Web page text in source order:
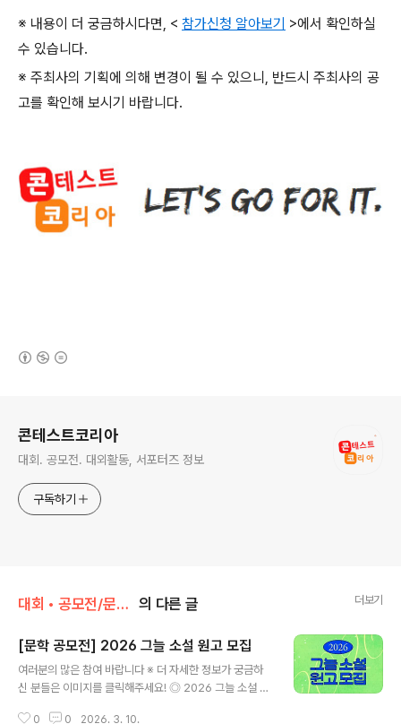
※ 내용이 더 궁금하시다면, < 참가신청 알아보기 >에서 확인하실
수 있습니다.
※ 주최사의 기획에 의해 변경이 될 수 있으니 , 반드시 주최사의 공
고를 확인해 보시기 바랍니다.
콘테스트코리아
대회. 공모전. 대외활동, 서포터즈 정보
구독하기
대회 • 공모전/문학 • 문예 • 네이밍 • 슬로건 의 다른 글 더보기
[문학 공모전] 2026 그늘 소설 원고 모집
여러분의 많은 참여 바랍니다 ※ 더 자세한 정보가 궁금하
신 분들은 이미지를 클릭해주세요! ◎ 2026 그늘 소설 원
0 0 2026. 3. 10.